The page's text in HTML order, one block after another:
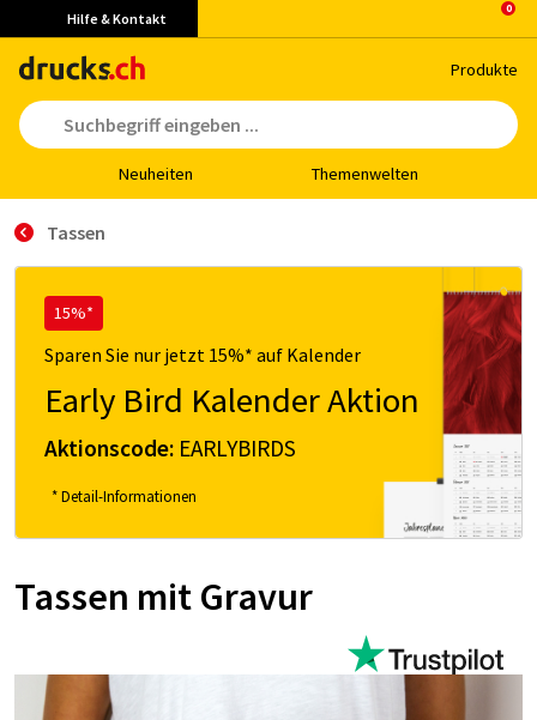
Hilfe & Kontakt
Pro­duk­te
Neu­hei­ten The­men­wel­ten
Tassen
15%*
Sparen Sie nur jetzt 15%* auf Kalender
Early Bird Kalender Aktion
Aktionscode: EARLYBIRDS
* Detail-Informationen
Tassen mit Gravur